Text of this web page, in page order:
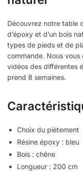
Découvrez notre table
d’époxy et d’un bois
types de pieds et de
commande. Nous
vidéos des différentes
prend 8 semaines.
Choix du piètement
Résine époxy : bleu
Bois : chêne
Longueur : 200 cm